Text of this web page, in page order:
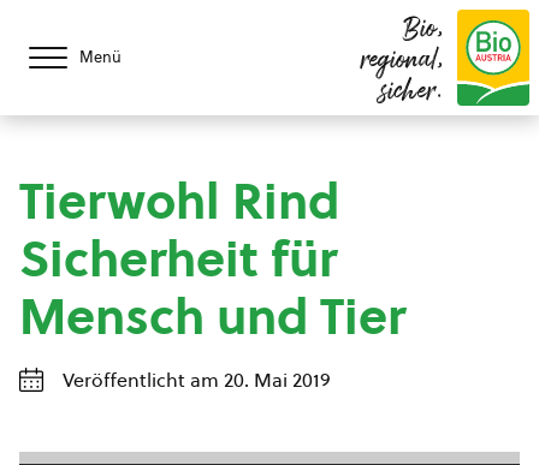
Menü
Bio,
regional,
sicher.
Tierwohl Rind
Sicherheit für
Mensch und Tier
Veröffentlicht am 20. Mai 2019